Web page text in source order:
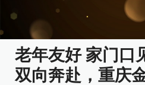
老年友好 家门口
双向奔赴，重庆